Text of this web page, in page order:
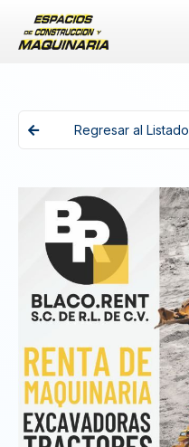
Regresar al Listado